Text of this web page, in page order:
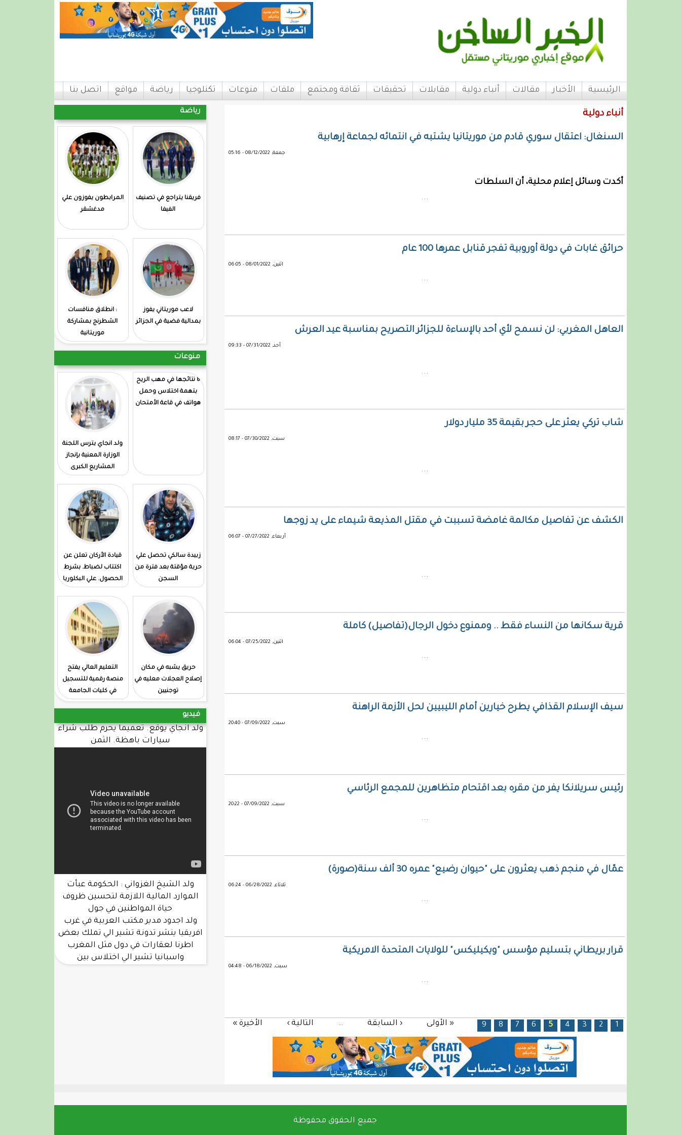
الرئيسية الأخبار مقالات أنباء دولية مقابلات تحقيقات ثقافة ومجتمع ملفات منوعات تكنلوجيا رياضة مواقع اتصل بنا
رياضة
فريقنا يتراجع في تصنيف
الفيفا
المرابطون يفوزون علي
مدغشقر
لاعب موريتاني يفوز
بمدالية فضية في الجزائر
: انطلاق منافسات
الشطرنج بمشاركة
موريتانية
منوعات
8 نتائجها في مهب الريح
بتهمة اختلاس وحمل
هواتف في قاعة الأمتحان
ولد انجاي يترس اللجنة
الوزارة المعنية بإنجاز
المشاريع الكبرى
زبيدة سالكي تحصل علي
حرية مؤقتة بعد فترة من
السجن
قيادة الأركان تعلن عن
اكتتاب لضباط. بشرط
الحصول. علي البكلوريا
حريق يشبه في مكان
إصلاح العجلات معليه في
توجنيين
التعليم العالي يفتح
منصة رقمية للتسجيل
في كليات الجامعة
فيديو
ولد انجاي يوقع. تعميما يحرم طلب شراء
سيارات باهظة. الثمن
ولد الشيخ الغزواني : الحكومة عبأت
الموارد المالية اللازمة لتحسين ظروف
حياة المواطنين في جول
ولد اجدود مدير مكتب العربية في غرب
افريقيا ينشر تدونة تشير الي تملك بعض
اطرنا لعقارات في دول مثل المغرب
واسبانيا تشير الي اختلاس بين
أنباء دولية
السنغال: اعتقال سوري قادم من موريتانيا يشتبه في انتمائه لجماعة إرهابية
جمعة, 08/12/2022 - 05:16
أكدت وسائل إعلام محلية، أن السلطات
...
حرائق غابات في دولة أوروبية تفجر قنابل عمرها 100 عام
اثنين, 08/01/2022 - 06:05
...
العاهل المغربي: لن نسمح لأي أحد بالإساءة للجزائر التصريح بمناسبة عيد العرش
أحد, 07/31/2022 - 09:33
...
شاب تركي يعثر على حجر بقيمة 35 مليار دولار
سبت, 07/30/2022 - 08:17
...
الكشف عن تفاصيل مكالمة غامضة تسببت في مقتل المذيعة شيماء على يد زوجها
أربعاء, 07/27/2022 - 06:07
...
قرية سكانها من النساء فقط .. وممنوع دخول الرجال(تفاصيل) كاملة
اثنين, 07/25/2022 - 06:04
...
سيف الإسلام القذافي يطرح خيارين أمام الليبيين لحل الأزمة الراهنة
سبت, 07/09/2022 - 20:40
...
رئيس سريلانكا يفر من مقره بعد اقتحام متظاهرين للمجمع الرئاسي
سبت, 07/09/2022 - 20:22
...
عمّال في منجم ذهب يعثرون على "حيوان رضيع" عمره 30 ألف سنة(صورة)
ثلاثاء, 06/28/2022 - 06:24
...
قرار بريطاني بتسليم مؤسس "ويكيليكس" للولايات المتحدة الامريكية
سبت, 06/18/2022 - 04:48
...
الصفحات « الأولى ‹ السابقة 1
2
3
4
5
6
7
8
9
… التالية › الأخيرة »
جميع الحقوق محفوظة